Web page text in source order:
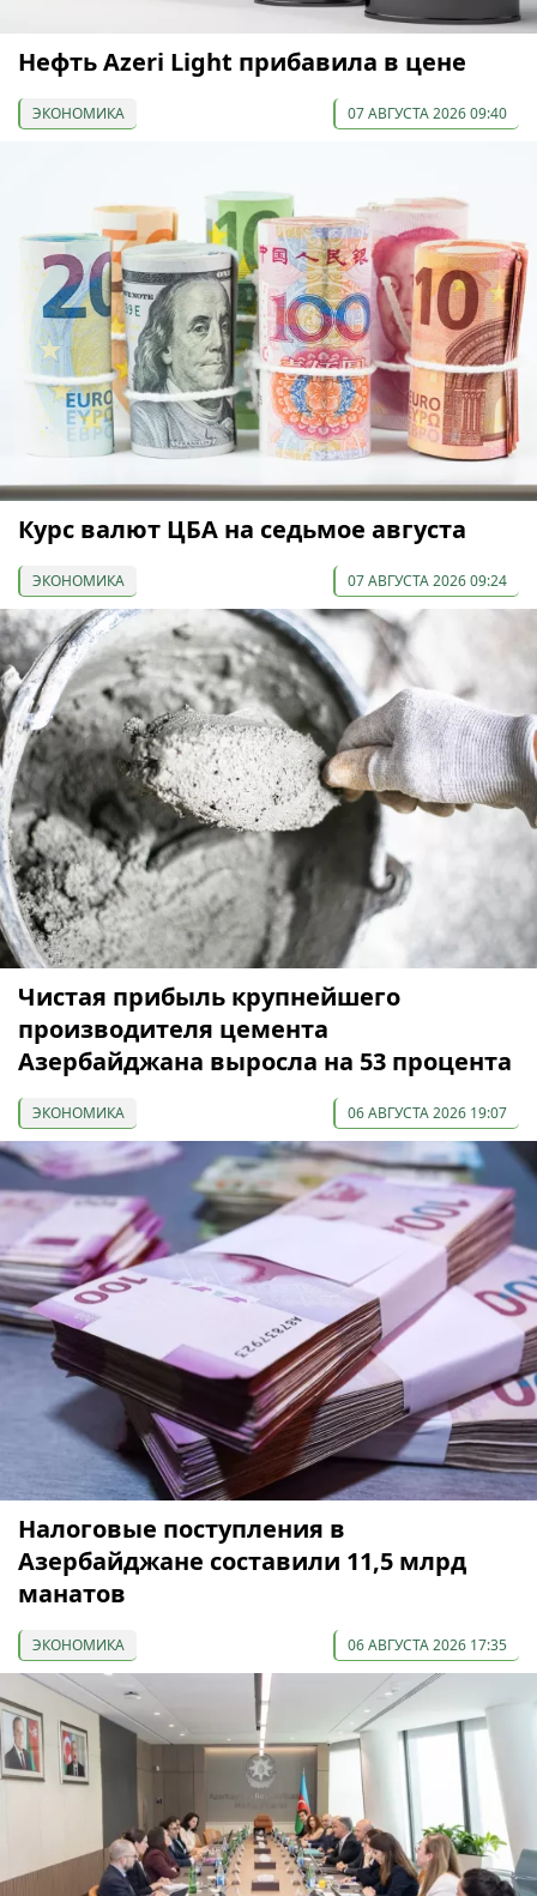
Нефть Azeri Light прибавила в цене
ЭКОНОМИКА 07 АВГУСТА 2026 09:40
Курс валют ЦБА на седьмое августа
ЭКОНОМИКА 07 АВГУСТА 2026 09:24
Чистая прибыль крупнейшего
производителя цемента
Азербайджана выросла на 53 процента
ЭКОНОМИКА 06 АВГУСТА 2026 19:07
Налоговые поступления в
Азербайджане составили 11,5 млрд
манатов
ЭКОНОМИКА 06 АВГУСТА 2026 17:35